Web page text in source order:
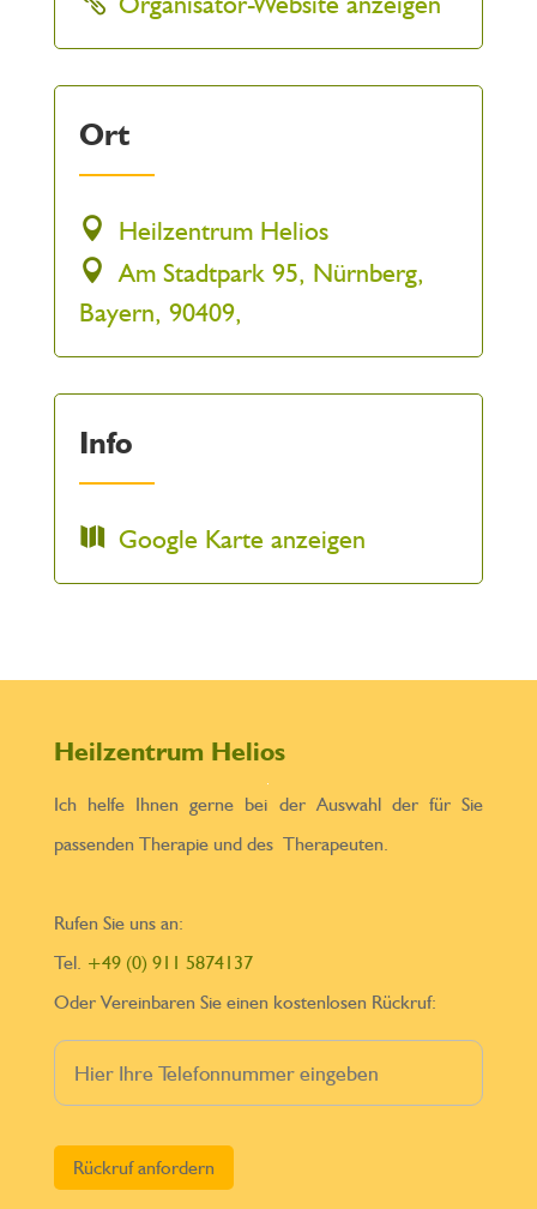
Ort
Heilzentrum Helios
Am Stadtpark 95, Nürnberg,
Bayern, 90409,
Info
Google Karte anzeigen
Heilzentrum Helios
Ich helfe Ihnen gerne bei der Auswahl der für Sie
passenden Therapie und des Therapeuten.
Rufen Sie uns an:
Tel. +49 (0) 911 5874137
Oder Vereinbaren Sie einen kostenlosen Rückruf: